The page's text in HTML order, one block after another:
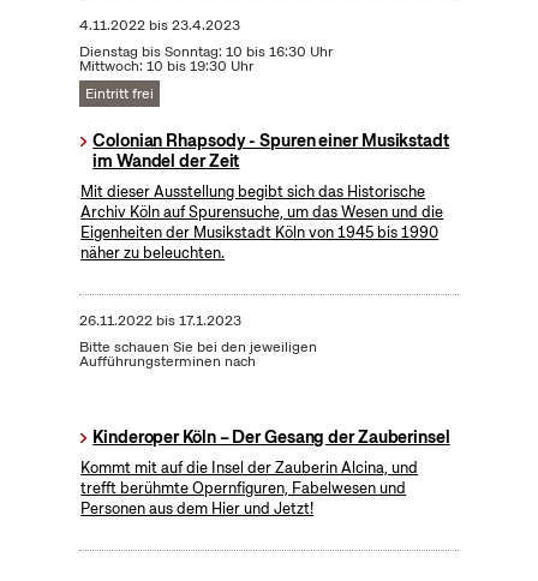
4.11.2022bis23.4.2023
Dienstag bis Sonntag: 10 bis 16:30 Uhr
Mittwoch: 10 bis 19:30 Uhr
Eintritt frei
Colonian Rhapsody - Spuren einer Musikstadt
im Wandel der Zeit
Mit dieser Ausstellung begibt sich das Historische
Archiv Köln auf Spurensuche, um das Wesen und die
Eigenheiten der Musikstadt Köln von 1945 bis 1990
näher zu beleuchten.
26.11.2022bis17.1.2023
Bitte schauen Sie bei den jeweiligen
Aufführungsterminen nach
Kinderoper Köln – Der Gesang der Zauberinsel
Kommt mit auf die Insel der Zauberin Alcina, und
trefft berühmte Opernfiguren, Fabelwesen und
Personen aus dem Hier und Jetzt!